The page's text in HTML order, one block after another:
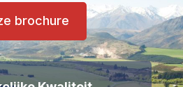
brochure